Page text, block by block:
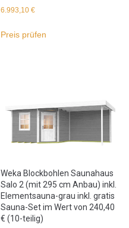
6.993,10€
Preis prüfen
Weka Blockbohlen Saunahaus
Salo 2 (mit 295 cm Anbau) inkl.
Elementsauna-grau inkl. gratis
Sauna-Set im Wert von 240,40
€ (10-teilig)